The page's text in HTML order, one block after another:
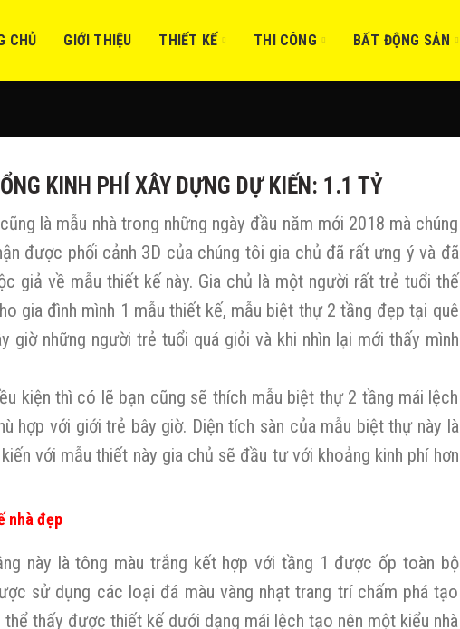
CHỦ GIỚI THIỆU THIẾT KẾ THI CÔNG BẤT ĐỘNG SẢN
KINH PHÍ XÂY DỰNG DỰ KIẾN: 1.1 TỶ
là mẫu nhà trong những ngày đầu năm mới 2018 mà chúng
được phối cảnh 3D của chúng tôi gia chủ đã rất ưng ý và đã
giả về mẫu thiết kế này. Gia chủ là một người rất trẻ tuổi thế
gia đình mình 1 mẫu thiết kế, mẫu biệt thự 2 tầng đẹp tại quê
giờ những người trẻ tuổi quá giỏi và khi nhìn lại mới thấy mình
kiện thì có lẽ bạn cũng sẽ thích mẫu biệt thự 2 tầng mái lệch
hợp với giới trẻ bây giờ. Diện tích sàn của mẫu biệt thự này là
với mẫu thiết này gia chủ sẽ đầu tư với khoảng kinh phí hơn
nhà đẹp
này là tông màu trắng kết hợp với tầng 1 được ốp toàn bộ
sử dụng các loại đá màu vàng nhạt trang trí chấm phá tạo
thấy được thiết kế dưới dạng mái lệch tạo nên một kiểu nhà